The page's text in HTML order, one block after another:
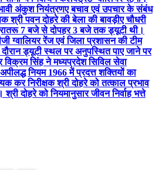
अंकुश नियंत्रणए बचाव एवं उपचार के संबंध
श्री पवन दोहरे की बेला की बावड़ीए चौधरी
7 बजे से दोपहर 3 बजे तक ड्यूटी थी।
ग्वालियर रेंज एवं जिला प्रशासन की टीम
दौरान ड्यूटी स्थल पर अनुपस्थित पाए जाने पर
सिंह ने मध्यप्रदेश सिविल सेवा
नियम 1966 में प्रदत्त शक्तियों का
कर निरीक्षक श्री दोहरे को तत्काल प्रभाव
दोहरे को नियमानुसार जीवन निर्वाह भत्ते